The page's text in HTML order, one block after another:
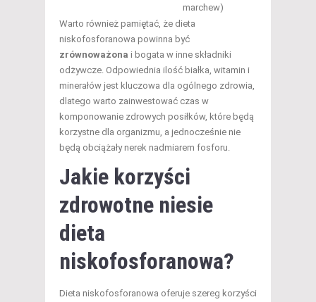
marchew)
Warto również pamiętać, że dieta
niskofosforanowa powinna być
zrównoważona i bogata w inne składniki
odżywcze. Odpowiednia ilość białka, witamin i
minerałów jest kluczowa dla ogólnego zdrowia,
dlatego warto zainwestować czas w
komponowanie zdrowych posiłków, które będą
korzystne dla organizmu, a jednocześnie nie
będą obciążały nerek nadmiarem fosforu.
Jakie korzyści
zdrowotne niesie
dieta
niskofosforanowa?
Dieta niskofosforanowa oferuje szereg korzyści